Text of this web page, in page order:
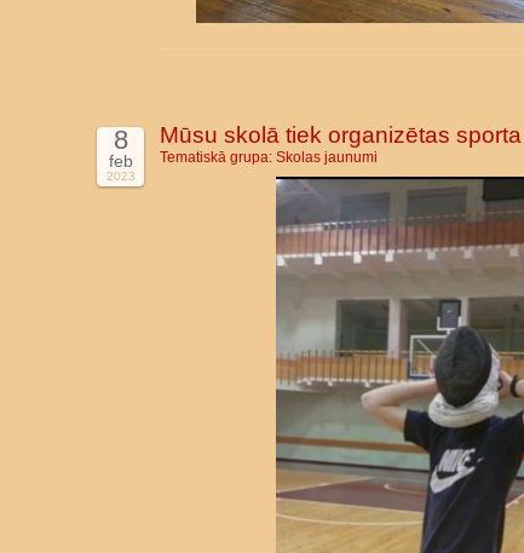
8
feb
2023
Mūsu skolā tiek organizētas
Tematiskā grupa: Skolas jaunumi